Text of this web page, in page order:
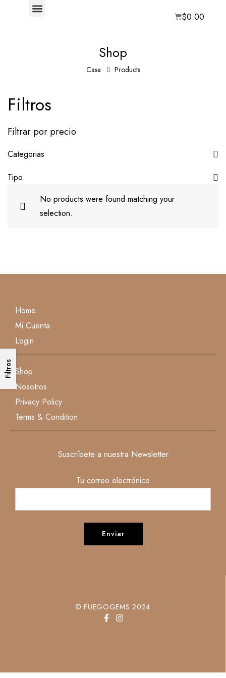
$0.00
Shop
Casa Products
Filtros
Filtrar por precio
Categorias
Tipo
Filtros
No products were found matching your
selection.
Home
Mi Cuenta
Login
Shop
Nosotros
Privacy Policy
Terms & Condition
Suscríbete a nuestra Newsletter
Tu correo electrónico
© FUEGOGEMS 2024